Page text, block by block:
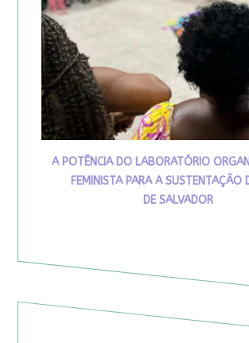
A POTÊNCIA DO LABORATÓRIO
FEMINISTA PARA A SUSTENTAÇÃO
DE SALVADOR